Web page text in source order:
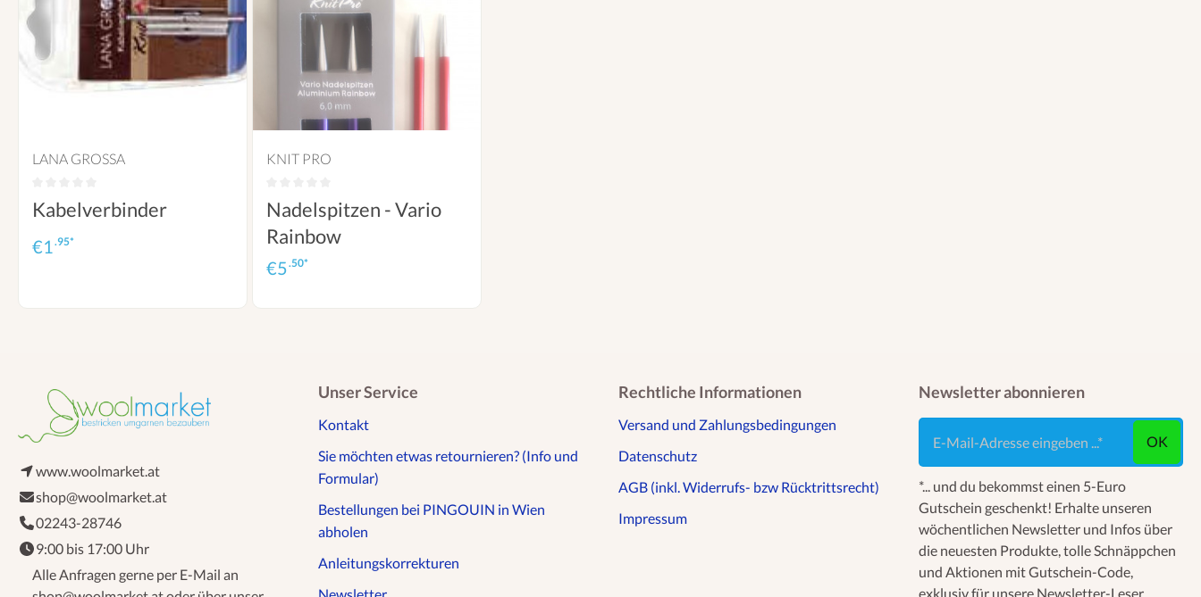
LANA GROSSA
Kabelverbinder
€1.95*
KNIT PRO
Nadelspitzen - Vario
Rainbow
€5.50*
www.woolmarket.at
shop@woolmarket.at
02243-28746
9:00 bis 17:00 Uhr
Alle Anfragen gerne per E-Mail an
Unser Service
Kontakt
Sie möchten etwas retournieren? (Info und
Formular)
Bestellungen bei PINGOUIN in Wien
abholen
Anleitungskorrekturen
Rechtliche Informationen
Versand und Zahlungsbedingungen
Datenschutz
AGB (inkl. Widerrufs- bzw Rücktrittsrecht)
Impressum
Newsletter abonnieren
E-Mail-Adresse eingeben ...
OK
*... und du bekommst einen 5-Euro
Gutschein geschenkt! Erhalte unseren
wöchentlichen Newsletter und Infos über
die neuesten Produkte, tolle Schnäppchen
und Aktionen mit Gutschein-Code,
exklusiv für unsere Newsletter-Leser.